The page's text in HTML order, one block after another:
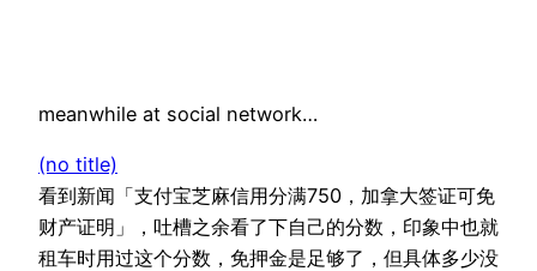
meanwhile at social network…
(no title)
看到新闻「支付宝芝麻信用分满750，加拿大签证可免
财产证明」，吐槽之余看了下自己的分数，印象中也就
租车时用过这个分数，免押金是足够了，但具体多少没